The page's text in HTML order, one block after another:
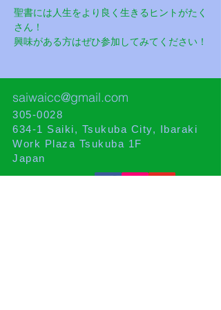
聖書には人生をより良く生きるヒントがたく
さん！
興味がある方はぜひ参加してみてください！
saiwaicc@gmail.com
305-0028
634-1 Saiki, Tsukuba City, Ibaraki
Work Plaza Tsukuba 1F
Japan